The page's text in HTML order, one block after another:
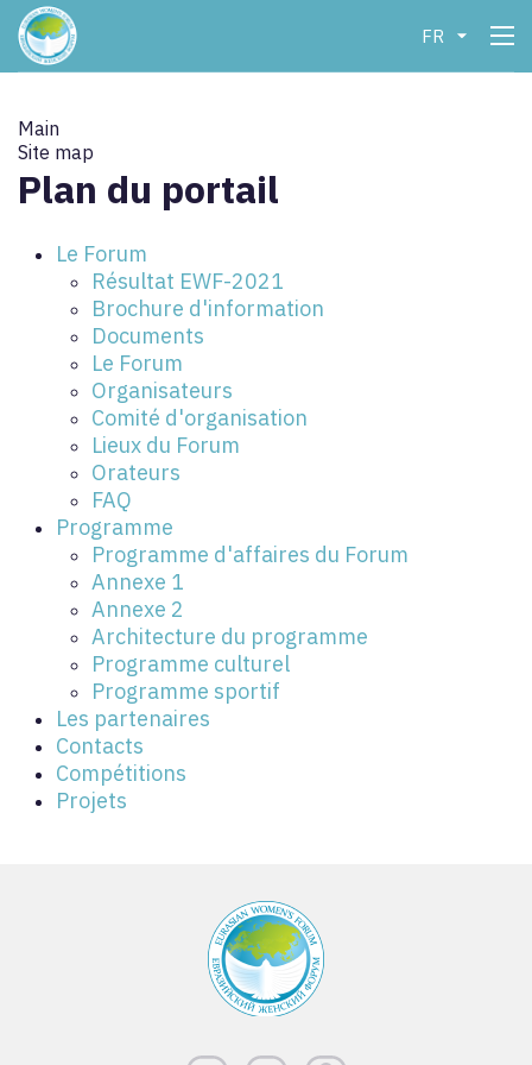
FR
Main
Site map
Plan du portail
Le Forum
Résultat EWF-2021
Brochure d'information
Documents
Le Forum
Organisateurs
Comité d'organisation
Lieux du Forum
Orateurs
FAQ
Programme
Programme d'affaires du Forum
Annexe 1
Annexe 2
Architecture du programme
Programme culturel
Programme sportif
Les partenaires
Contacts
Compétitions
Projets